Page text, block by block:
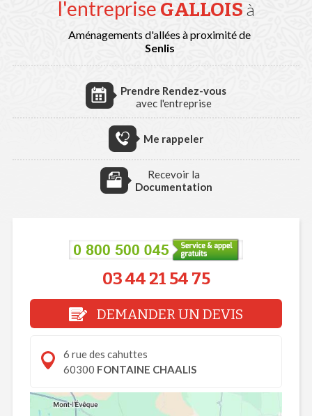
l'entreprise GALLOIS à
Aménagements d'allées à proximité de
Senlis
Prendre Rendez-vous
avec l'entreprise
Me rappeler
Recevoir la
Documentation
03 44 21 54 75
DEMANDER UN DEVIS
6 rue des cahuttes
60300 FONTAINE CHAALIS